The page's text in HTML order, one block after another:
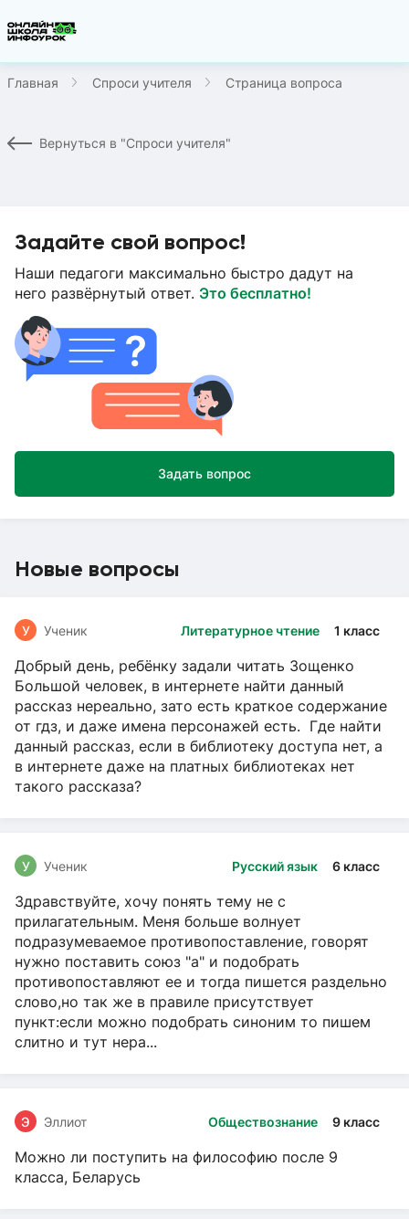
Главная Спроси учителя Страница вопроса
Вернуться в "Спроси учителя"
Задайте свой вопрос!
Наши педагоги максимально быстро дадут на
него развёрнутый ответ. Это бесплатно!
Задать вопрос
Новые вопросы
Литературное чтение 1 класс
У Ученик
Добрый день, ребёнку задали читать Зощенко
Большой человек, в интернете найти данный
рассказ нереально, зато есть краткое содержание
от гдз, и даже имена персонажей есть. Где найти
данный рассказ, если в библиотеку доступа нет, а
в интернете даже на платных библиотеках нет
такого рассказа?
Русский язык 6 класс
У Ученик
Здравствуйте, хочу понять тему не с
прилагательным. Меня больше волнует
подразумеваемое противопоставление, говорят
нужно поставить союз "а" и подобрать
противопоставляют ее и тогда пишется раздельно
слово,но так же в правиле присутствует
пункт:если можно подобрать синоним то пишем
слитно и тут нера...
Обществознание 9 класс
Э Эллиот
Можно ли поступить на философию после 9
класса, Беларусь